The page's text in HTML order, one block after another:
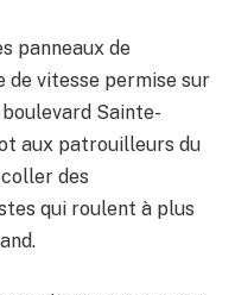
panneaux de
de vitesse permise sur
Sainte-
aux patrouilleurs du
des
qui roulent à plus